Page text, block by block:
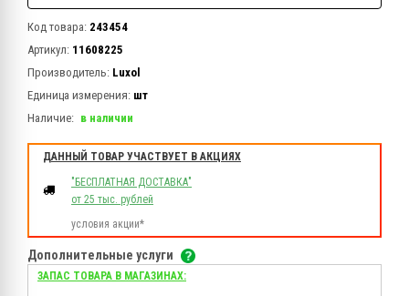
Код товара: 243454
Артикул: 11608225
Производитель: Luxol
Единица измерения: шт
Наличие: в наличии
ДАННЫЙ ТОВАР УЧАСТВУЕТ В АКЦИЯХ
"БЕСПЛАТНАЯ ДОСТАВКА"
от 25 тыс. рублей
условия акции*
Дополнительные услуги
ЗАПАС ТОВАРА В МАГАЗИНАХ: